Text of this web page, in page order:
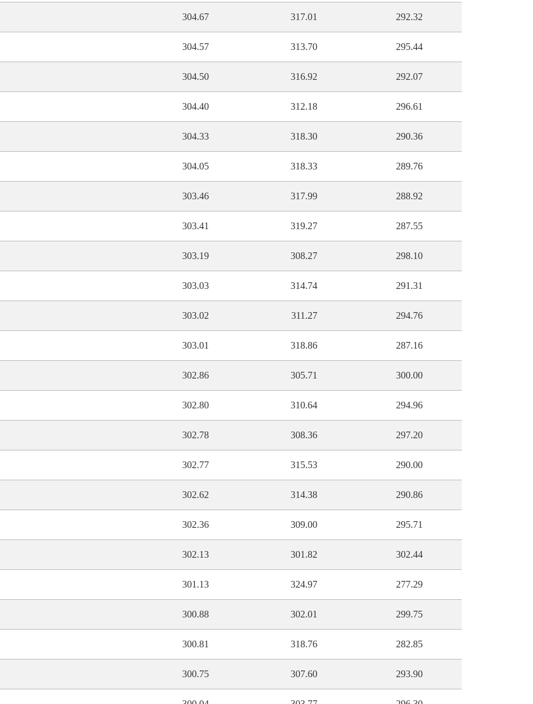
304.67 317.01 292.32
304.57 313.70 295.44
304.50 316.92 292.07
304.40 312.18 296.61
304.33 318.30 290.36
304.05 318.33 289.76
303.46 317.99 288.92
303.41 319.27 287.55
303.19 308.27 298.10
303.03 314.74 291.31
303.02 311.27 294.76
303.01 318.86 287.16
302.86 305.71 300.00
302.80 310.64 294.96
302.78 308.36 297.20
302.77 315.53 290.00
302.62 314.38 290.86
302.36 309.00 295.71
302.13 301.82 302.44
301.13 324.97 277.29
300.88 302.01 299.75
300.81 318.76 282.85
300.75 307.60 293.90